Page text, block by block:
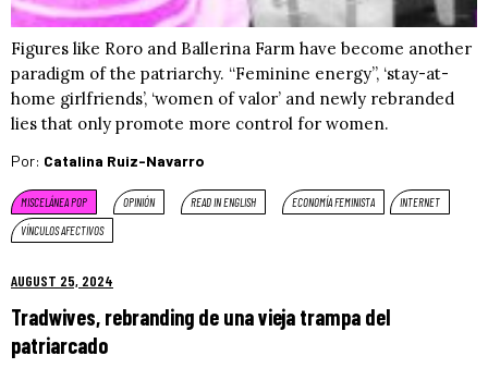
Figures like Roro and Ballerina Farm have become another
paradigm of the patriarchy. “Feminine energy”, ‘stay-at-
home girlfriends’, ‘women of valor’ and newly rebranded
lies that only promote more control for women.
Por: Catalina Ruiz-Navarro
MISCELÁNEA POP OPINIÓN READ IN ENGLISH ECONOMÍA FEMINISTA
INTERNET
VÍNCULOS AFECTIVOS
AUGUST 25, 2024
Tradwives, rebranding de una vieja trampa del
patriarcado